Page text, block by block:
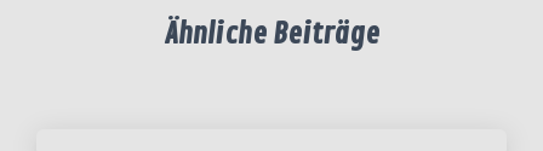
Ähnliche Beiträge